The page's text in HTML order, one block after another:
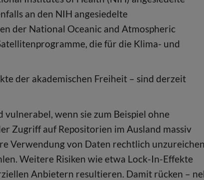
an den NIH angesiedelte
der National Oceanic and Atmospheric
die für die Klima- und
der akademischen Freiheit – sind derzeit
wenn sie zum Beispiel ohne
Zugriff auf Repositorien im Ausland massiv
Verwendung von Daten rechtlich
Weitere Risiken wie etwa Lock-In-Effekte
Anbietern resultieren. Damit rücken –